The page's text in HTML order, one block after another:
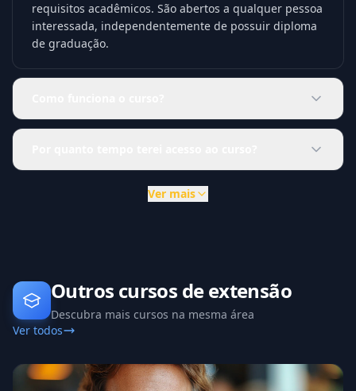
requisitos acadêmicos. São abertos a qualquer pessoa
interessada, independentemente de possuir diploma
de graduação.
Ver mais
Outros cursos de extensão
Descubra mais cursos na mesma área
Ver todos